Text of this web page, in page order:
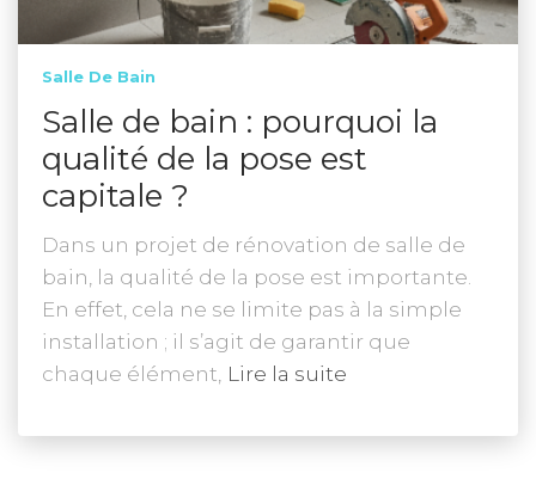
Salle De Bain
Salle de bain : pourquoi la
qualité de la pose est
capitale ?
Dans un projet de rénovation de salle de
bain, la qualité de la pose est importante.
En effet, cela ne se limite pas à la simple
installation ; il s’agit de garantir que
chaque élément, Lire la suite